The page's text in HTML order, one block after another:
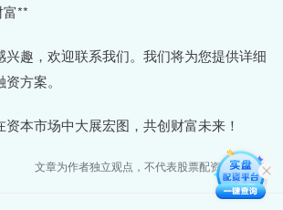
**
兴趣，欢迎联系我们。我们将为您提供详细
方案。
本市场中大展宏图，共创财富未来！
文章为作者独立观点，不代表股票配资门户观点